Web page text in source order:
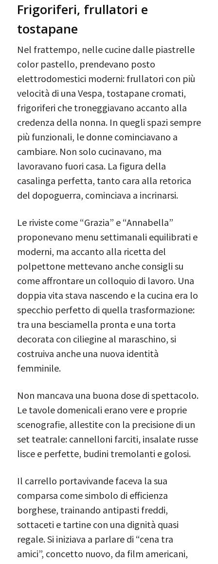
Frigoriferi, frullatori e
tostapane
Nel frattempo, nelle cucine dalle piastrelle
color pastello, prendevano posto
elettrodomestici moderni: frullatori con più
velocità di una Vespa, tostapane cromati,
frigoriferi che troneggiavano accanto alla
credenza della nonna. In quegli spazi sempre
più funzionali, le donne cominciavano a
cambiare. Non solo cucinavano, ma
lavoravano fuori casa. La figura della
casalinga perfetta, tanto cara alla retorica
del dopoguerra, cominciava a incrinarsi.
Le riviste come “Grazia” e “Annabella”
proponevano menu settimanali equilibrati e
moderni, ma accanto alla ricetta del
polpettone mettevano anche consigli su
come affrontare un colloquio di lavoro. Una
doppia vita stava nascendo e la cucina era lo
specchio perfetto di quella trasformazione:
tra una besciamella pronta e una torta
decorata con ciliegine al maraschino, si
costruiva anche una nuova identità
femminile.
Non mancava una buona dose di spettacolo.
Le tavole domenicali erano vere e proprie
scenografie, allestite con la precisione di un
set teatrale: cannelloni farciti, insalate russe
lisce e perfette, budini tremolanti e golosi.
Il carrello portavivande faceva la sua
comparsa come simbolo di efficienza
borghese, trainando antipasti freddi,
sottaceti e tartine con una dignità quasi
regale. Si iniziava a parlare di “cena tra
amici”, concetto nuovo, da film americani,